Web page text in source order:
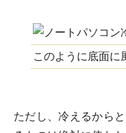
このように底面に
ただし、冷えるから